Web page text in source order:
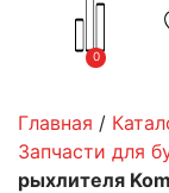
0
Главная /
Запчасти для
рыхлителя